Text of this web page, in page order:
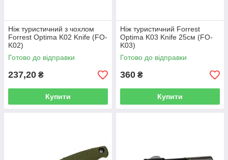
Ніж туристичний з чохлом
Forrest Optima K02 Knife (FO-
K02)
Готово до відправки
237,20 ₴
Купити
Ніж туристичний Forrest
Optima K03 Knife 25см (FO-
K03)
Готово до відправки
360 ₴
Купити